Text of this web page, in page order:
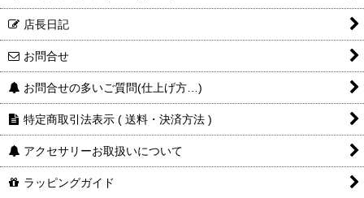
店長日記
お問合せ
お問合せの多いご質問(仕上げ方…)
特定商取引法表示 ( 送料・決済方法 )
アクセサリーお取扱いについて
ラッピングガイド